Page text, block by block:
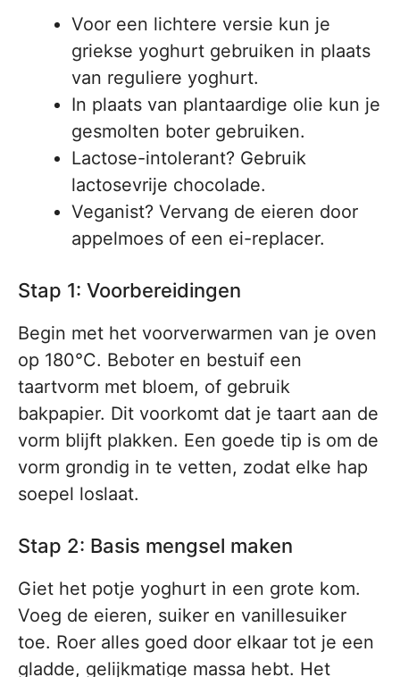
Voor een lichtere versie kun je
griekse yoghurt gebruiken in plaats
van reguliere yoghurt.
In plaats van plantaardige olie kun je
gesmolten boter gebruiken.
Lactose-intolerant? Gebruik
lactosevrije chocolade.
Veganist? Vervang de eieren door
appelmoes of een ei-replacer.
Stap 1: Voorbereidingen
Begin met het voorverwarmen van je oven
op 180°C. Beboter en bestuif een
taartvorm met bloem, of gebruik
bakpapier. Dit voorkomt dat je taart aan de
vorm blijft plakken. Een goede tip is om de
vorm grondig in te vetten, zodat elke hap
soepel loslaat.
Stap 2: Basis mengsel maken
Giet het potje yoghurt in een grote kom.
Voeg de eieren, suiker en vanillesuiker
toe. Roer alles goed door elkaar tot je een
gladde, gelijkmatige massa hebt. Het